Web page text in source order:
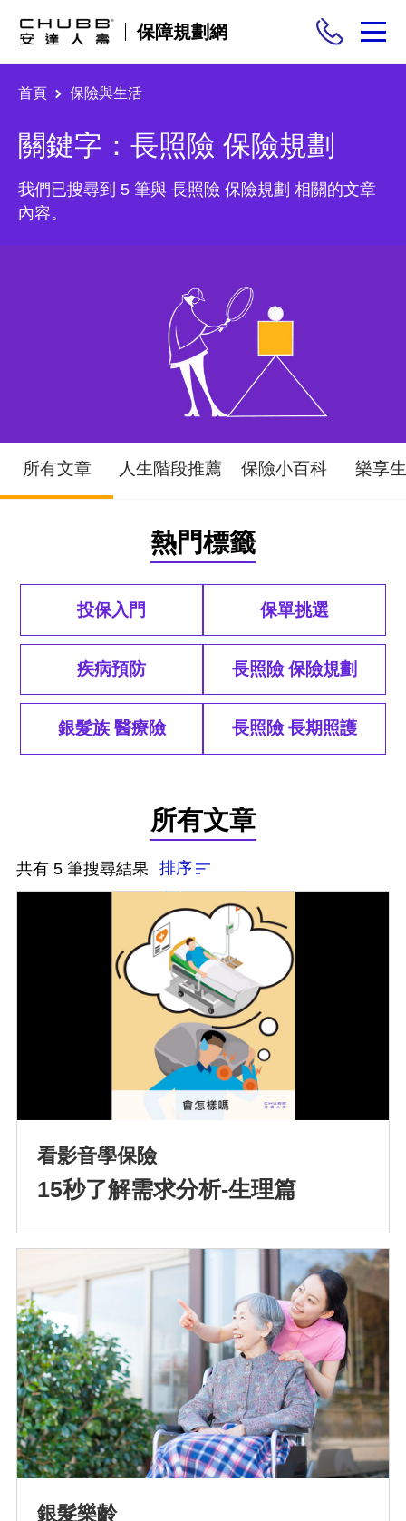
保障規劃網
保險商品
需求分析
投保與理賠
首頁 保險與生活
關鍵字：長照險 保險規劃
我們已搜尋到 5 筆與 長照險 保險規劃 相關的文章
內容。
所有文章 人生階段推薦 保險小百科 樂享
熱門標籤
投保入門 保單挑選
疾病預防 長照險 保險規劃
銀髮族 醫療險 長照險 長期照護
所有文章
共有 5 筆搜尋結果 排序
看影音學保險
15秒了解需求分析-生理篇
銀髮樂齡
排序
依近一個月熱門度